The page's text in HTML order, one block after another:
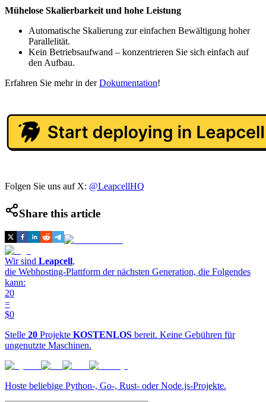
Mühelose Skalierbarkeit und hohe Leistung
Automatische Skalierung zur einfachen Bewältigung hoher
Parallelität.
Kein Betriebsaufwand – konzentrieren Sie sich einfach auf
den Aufbau.
Erfahren Sie mehr in derDokumentation!
Folgen Sie uns auf X: @LeapcellHQ
Share this article
Wir sind Leapcell,
die Webhosting-Plattform der nächsten Generation, die Folgendes
kann:
20
=
$0
Stelle 20 Projekte KOSTENLOS bereit. Keine Gebühren für
ungenutzte Maschinen.
Hoste beliebige Python-, Go-, Rust- oder Node.js-Projekte.